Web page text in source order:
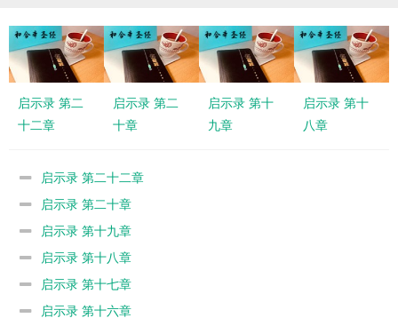
启示录 第二
十二章
启示录 第二
十章
启示录 第十
九章
启示录 第十
八章
启示录 第二十二章
启示录 第二十章
启示录 第十九章
启示录 第十八章
启示录 第十七章
启示录 第十六章